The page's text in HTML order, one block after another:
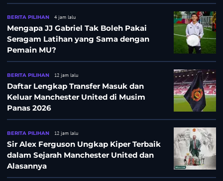
BERITA PILIHAN 4 jam lalu
Mengapa JJ Gabriel Tak Boleh Pakai
Seragam Latihan yang Sama dengan
Pemain MU?
BERITA PILIHAN 12 jam lalu
Daftar Lengkap Transfer Masuk dan
Keluar Manchester United di Musim
Panas 2026
BERITA PILIHAN 12 jam lalu
Sir Alex Ferguson Ungkap Kiper Terbaik
dalam Sejarah Manchester United dan
Alasannya